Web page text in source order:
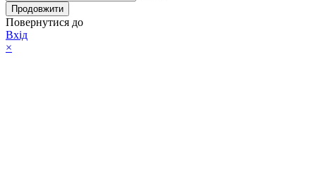
Продовжити
Повернутися до
Вхід
×